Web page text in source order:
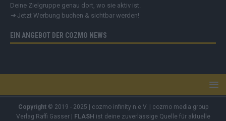
Deine Zielgruppe genau dort, wo sie aktiv ist.
➔ Jetzt Werbung buchen & sichtbar werden!
EIN ANGEBOT DER COZMO NEWS
Copyright© 2019 - 2025 | cozmo infinity n.e.V. | cozmo media group
Verlag Raffi Gasser |
FLASH ist deine zuverlässige Quelle für aktuelle